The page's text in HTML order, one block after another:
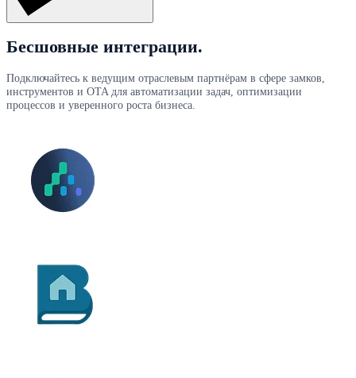
Бесшовные интеграции.
Подключайтесь к ведущим отраслевым партнёрам в сфере замков,
инструментов и OTA для автоматизации задач, оптимизации
процессов и уверенного роста бизнеса.